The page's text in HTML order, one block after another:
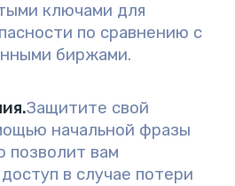
ключами для
по сравнению с
биржами.
Защитите свой
начальной фразы
позволит вам
в случае потери